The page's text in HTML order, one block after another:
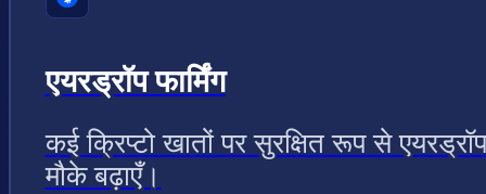
एयरड्रॉप फार्मिंग
कई क्रिप्टो खातों पर सुरक्षित रूप से एयरड्रॉप
मौके बढ़ाएँ।